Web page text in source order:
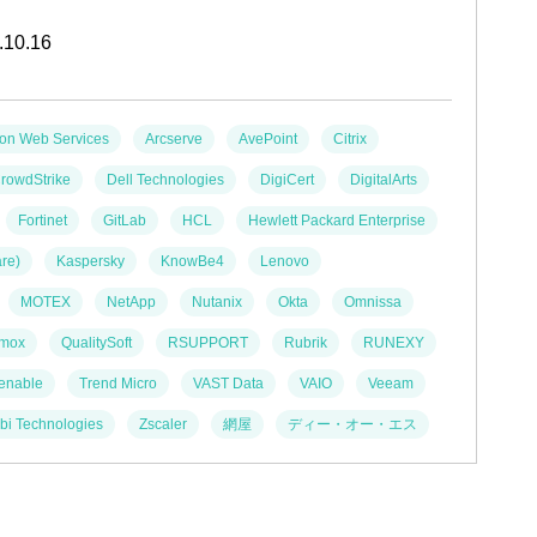
Web Services Arcserve AvePoint Citrix
Dell Technologies DigiCert DigitalArts
Fortinet GitLab HCL Hewlett Packard Enterprise
Kaspersky KnowBe4 Lenovo
MOTEX NetApp Nutanix Okta Omnissa
QualitySoft RSUPPORT Rubrik RUNEXY
Trend Micro VAST Data VAIO Veeam
Technologies Zscaler 網屋 ディー・オー・エス